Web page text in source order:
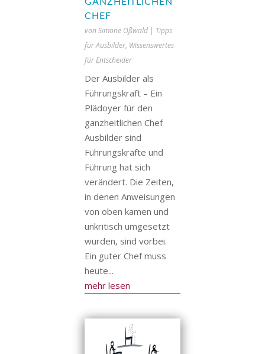
CHEF
von Simone Oßwald| Tipps
für Ausbilder, Wissenswertes
für Entscheider
Der Ausbilder als
Führungskraft – Ein
Plädoyer für den
ganzheitlichen Chef
Ausbilder sind
Führungskräfte und
Führung hat sich
verändert. Die Zeiten,
in denen Anweisungen
von oben kamen und
unkritisch umgesetzt
wurden, sind vorbei.
Ein guter Chef muss
heute...
mehr lesen